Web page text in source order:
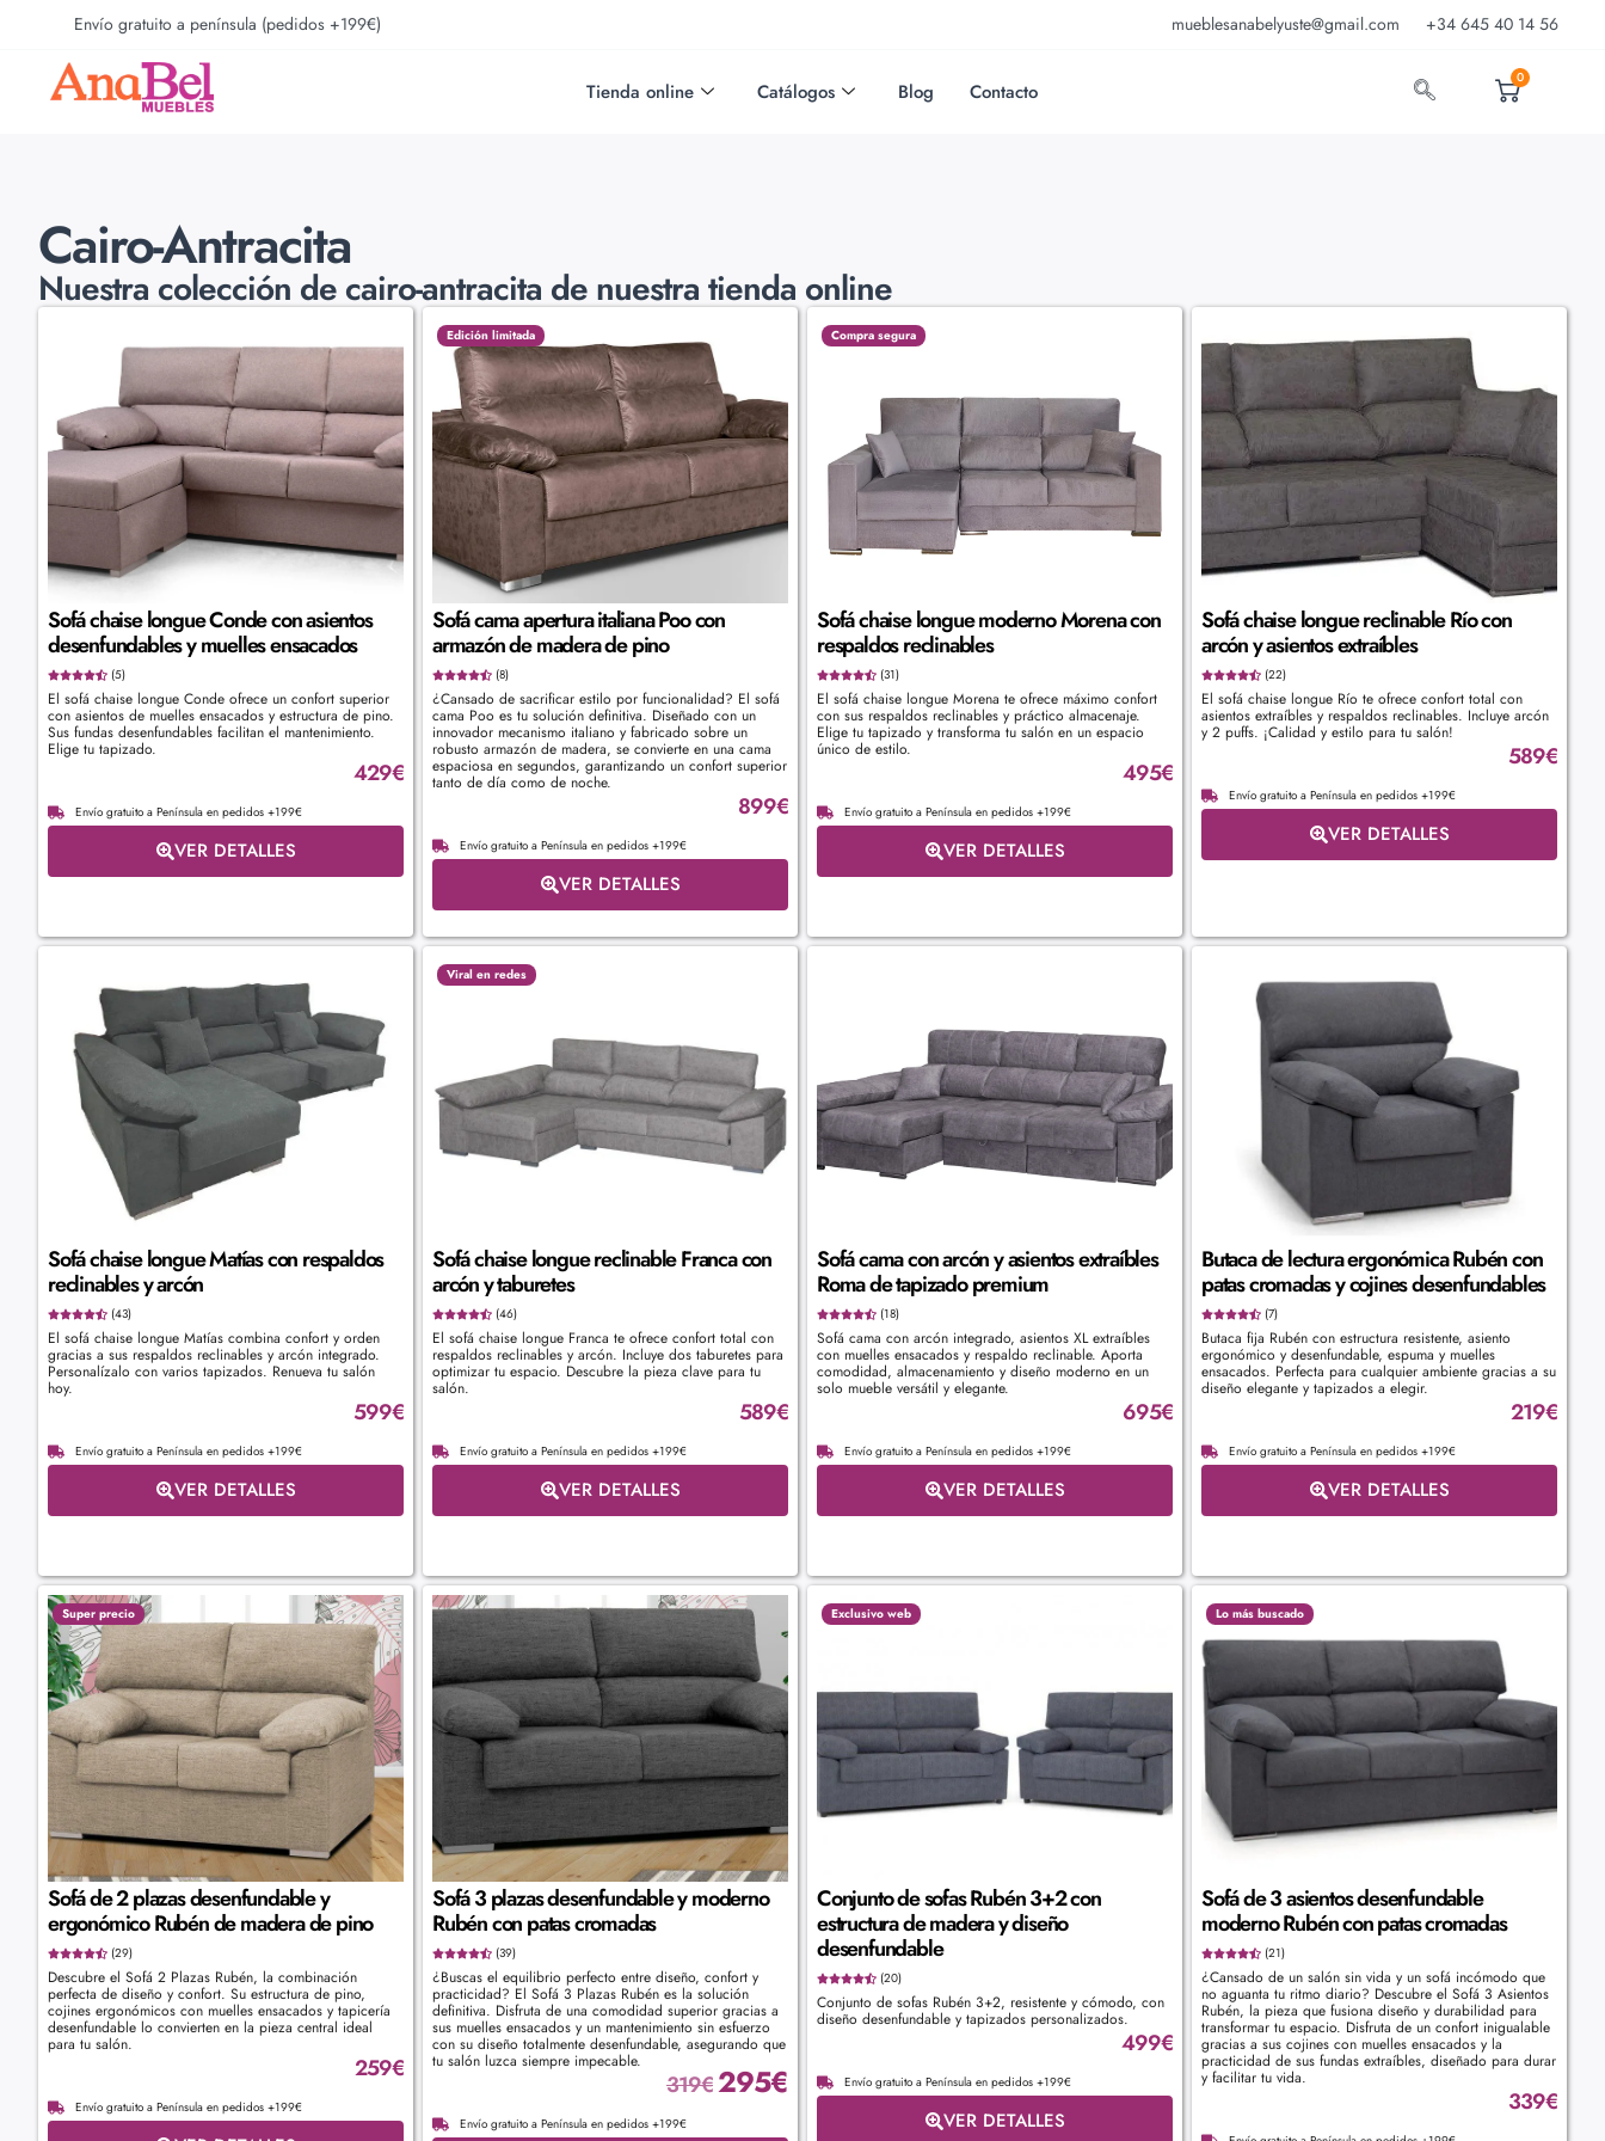
Envío gratuito a península (pedidos +199€) mueblesanabelyuste@gmail.com +34 645 40 14 56
Tienda online Catálogos Blog Contacto
0
Cairo-Antracita
Nuestra colección decairo-antracita de nuestra tienda online
Sofá chaise longue Conde con asientos
desenfundables y muelles ensacados
(5)
El sofá chaise longue Conde ofrece un confort superior
con asientos de muelles ensacados y estructura de pino.
Sus fundas desenfundables facilitan el mantenimiento.
Elige tu tapizado.
429€
Envío gratuito a Península en pedidos +199€
VER DETALLES
Edición limitada
Sofá cama apertura italiana Poo con
armazón de madera de pino
(8)
¿Cansado de sacrificar estilo por funcionalidad? El sofá
cama Poo es tu solución definitiva. Diseñado con un
innovador mecanismo italiano y fabricado sobre un
robusto armazón de madera, se convierte en una cama
espaciosa en segundos, garantizando un confort superior
tanto de día como de noche.
899€
Envío gratuito a Península en pedidos +199€
VER DETALLES
Compra segura
Sofá chaise longue moderno Morena con
respaldos reclinables
(31)
El sofá chaise longue Morena te ofrece máximo confort
con sus respaldos reclinables y práctico almacenaje.
Elige tu tapizado y transforma tu salón en un espacio
único de estilo.
495€
Envío gratuito a Península en pedidos +199€
VER DETALLES
Sofá chaise longue reclinable Río con
arcón y asientos extraíbles
(22)
El sofá chaise longue Río te ofrece confort total con
asientos extraíbles y respaldos reclinables. Incluye arcón
y 2 puffs. ¡Calidad y estilo para tu salón!
589€
Envío gratuito a Península en pedidos +199€
VER DETALLES
Sofá chaise longue Matías con respaldos
reclinables y arcón
(43)
El sofá chaise longue Matías combina confort y orden
gracias a sus respaldos reclinables y arcón integrado.
Personalízalo con varios tapizados. Renueva tu salón
hoy.
599€
Envío gratuito a Península en pedidos +199€
VER DETALLES
Viral en redes
Sofá chaise longue reclinable Franca con
arcón y taburetes
(46)
El sofá chaise longue Franca te ofrece confort total con
respaldos reclinables y arcón. Incluye dos taburetes para
optimizar tu espacio. Descubre la pieza clave para tu
salón.
589€
Envío gratuito a Península en pedidos +199€
VER DETALLES
Sofá cama con arcón y asientos extraíbles
Roma de tapizado premium
(18)
Sofá cama con arcón integrado, asientos XL extraíbles
con muelles ensacados y respaldo reclinable. Aporta
comodidad, almacenamiento y diseño moderno en un
solo mueble versátil y elegante.
695€
Envío gratuito a Península en pedidos +199€
VER DETALLES
Butaca de lectura ergonómica Rubén con
patas cromadas y cojines desenfundables
(7)
Butaca fija Rubén con estructura resistente, asiento
ergonómico y desenfundable, espuma y muelles
ensacados. Perfecta para cualquier ambiente gracias a su
diseño elegante y tapizados a elegir.
219€
Envío gratuito a Península en pedidos +199€
VER DETALLES
Super precio
Sofá de 2 plazas desenfundable y
ergonómico Rubén de madera de pino
(29)
Descubre el Sofá 2 Plazas Rubén, la combinación
perfecta de diseño y confort. Su estructura de pino,
cojines ergonómicos con muelles ensacados y tapicería
desenfundable lo convierten en la pieza central ideal
para tu salón.
259€
Envío gratuito a Península en pedidos +199€
Sofá 3 plazas desenfundable y moderno
Rubén con patas cromadas
(39)
¿Buscas el equilibrio perfecto entre diseño, confort y
practicidad? El Sofá 3 Plazas Rubén es la solución
definitiva. Disfruta de una comodidad superior gracias a
sus muelles ensacados y un mantenimiento sin esfuerzo
con su diseño totalmente desenfundable, asegurando que
tu salón luzca siempre impecable.
319€295€
Envío gratuito a Península en pedidos +199€
Exclusivo web
Conjunto de sofas Rubén 3+2 con
estructura de madera y diseño
desenfundable
(20)
Conjunto de sofas Rubén 3+2, resistente y cómodo, con
diseño desenfundable y tapizados personalizados.
499€
Envío gratuito a Península en pedidos +199€
VER DETALLES
Lo más buscado
Sofá de 3 asientos desenfundable
moderno Rubén con patas cromadas
(21)
¿Cansado de un salón sin vida y un sofá incómodo que
no aguanta tu ritmo diario? Descubre el Sofá 3 Asientos
Rubén, la pieza que fusiona diseño y durabilidad para
transformar tu espacio. Disfruta de un confort inigualable
gracias a sus cojines con muelles ensacados y la
practicidad de sus fundas extraíbles, diseñado para durar
y facilitar tu vida.
339€